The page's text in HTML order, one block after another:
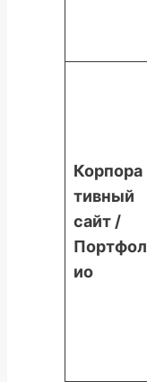
Корпора
тивный
сайт /
Портфол
ио